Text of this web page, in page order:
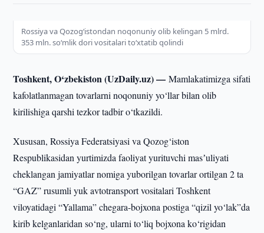
Rossiya va Qozog‘istondan noqonuniy olib kelingan 5 mlrd.
353 mln. so‘mlik dori vositalari to‘xtatib qolindi
Toshkent, O‘zbekiston (UzDaily.uz) —Mamlakatimizga sifati
kafolatlanmagan tovarlarni noqonuniy yo‘llar bilan olib
kirilishiga qarshi tezkor tadbir o‘tkazildi.
Xususan, Rossiya Federatsiyasi va Qozog‘iston
Respublikasidan yurtimizda faoliyat yurituvchi masʼuliyati
cheklangan jamiyatlar nomiga yuborilgan tovarlar ortilgan 2 ta
“GAZ” rusumli yuk avtotransport vositalari Toshkent
viloyatidagi “Yallama” chegara-bojxona postiga “qizil yo‘lak”da
kirib kelganlaridan so‘ng, ularni to‘liq bojxona ko‘rigidan